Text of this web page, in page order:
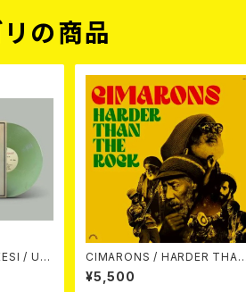
の商品
/ UM
DIE-HA
VI
CIMARONS / HARDER THAN
¥5,500